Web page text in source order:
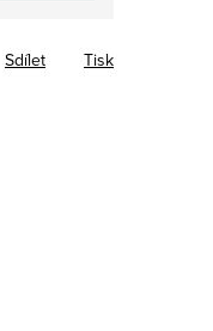
Tisk
Sdílet